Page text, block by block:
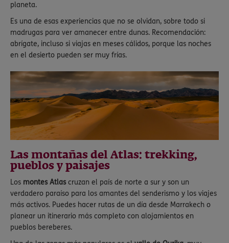
planeta.
Es una de esas experiencias que no se olvidan, sobre todo si
madrugas para ver amanecer entre dunas. Recomendación:
abrígate, incluso si viajas en meses cálidos, porque las noches
en el desierto pueden ser muy frías.
Las montañas del Atlas: trekking,
pueblos y paisajes
Los montes Atlascruzan el país de norte a sur y son un
verdadero paraíso para los amantes del senderismo y los viajes
más activos. Puedes hacer rutas de un día desde Marrakech o
planear un itinerario más completo con alojamientos en
pueblos bereberes.